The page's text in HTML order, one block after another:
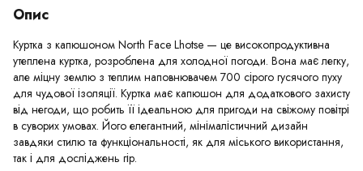
Опис
Куртка з капюшоном North Face Lhotse — це високопродуктивна
утеплена куртка, розроблена для холодної погоди. Вона має легку,
але міцну землю з теплим наповнювачем 700 сірого гусячого пуху
для чудової ізоляції. Куртка має капюшон для додаткового захисту
від негоди, що робить її ідеальною для пригоди на свіжому повітрі
в суворих умовах. Його елегантний, мінімалістичний дизайн
завдяки стилю та функціональності, як для міського використання,
так і для досліджень гір.